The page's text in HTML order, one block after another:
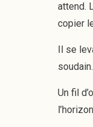
attend.
copier
Il se
Un fil